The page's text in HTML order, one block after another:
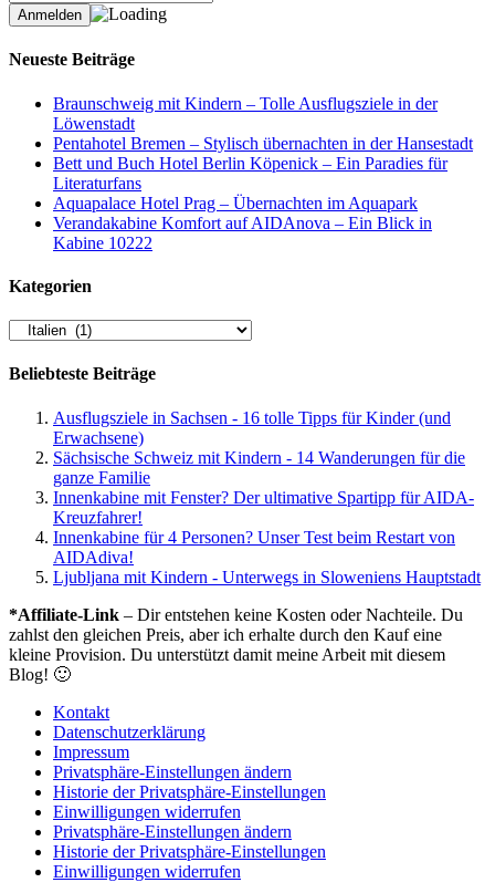
Neueste Beiträge
Braunschweig mit Kindern – Tolle Ausflugsziele in der
Löwenstadt
Pentahotel Bremen – Stylisch übernachten in der Hansestadt
Bett und Buch Hotel Berlin Köpenick – Ein Paradies für
Literaturfans
Aquapalace Hotel Prag – Übernachten im Aquapark
Verandakabine Komfort auf AIDAnova – Ein Blick in
Kabine 10222
Kategorien
Kategorien
Beliebteste Beiträge
Ausflugsziele in Sachsen - 16 tolle Tipps für Kinder (und
Erwachsene)
Sächsische Schweiz mit Kindern - 14 Wanderungen für die
ganze Familie
Innenkabine mit Fenster? Der ultimative Spartipp für AIDA-
Kreuzfahrer!
Innenkabine für 4 Personen? Unser Test beim Restart von
AIDAdiva!
Ljubljana mit Kindern - Unterwegs in Sloweniens Hauptstadt
*Affiliate-Link – Dir entstehen keine Kosten oder Nachteile. Du
zahlst den gleichen Preis, aber ich erhalte durch den Kauf eine
kleine Provision. Du unterstützt damit meine Arbeit mit diesem
Blog! 🙂
Kontakt
Datenschutzerklärung
Impressum
Privatsphäre-Einstellungen ändern
Historie der Privatsphäre-Einstellungen
Einwilligungen widerrufen
Privatsphäre-Einstellungen ändern
Historie der Privatsphäre-Einstellungen
Einwilligungen widerrufen